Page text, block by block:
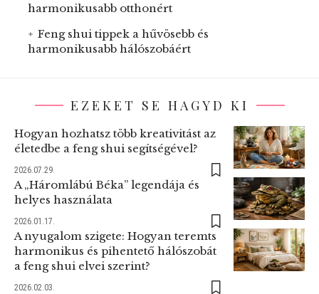
harmonikusabb otthonért
Feng shui tippek a hűvösebb és
harmonikusabb hálószobáért
EZEKET SE HAGYD KI
Hogyan hozhatsz több kreativitást az
életedbe a feng shui segítségével?
2026.07.29.
A „Háromlábú Béka” legendája és
helyes használata
2026.01.17.
A nyugalom szigete: Hogyan teremts
harmonikus és pihentető hálószobát
a feng shui elvei szerint?
2026.02.03.